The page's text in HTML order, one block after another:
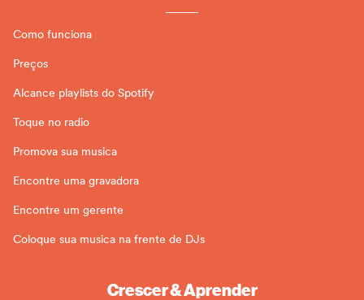
Como funciona
Preços
Alcance playlists do Spotify
Toque no radio
Promova sua musica
Encontre uma gravadora
Encontre um gerente
Coloque sua musica na frente de DJs
Crescer & Aprender